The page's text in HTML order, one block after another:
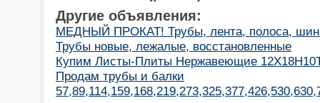
Другие объявления:
МЕДНЫЙ ПРОКАТ! Трубы, лента, полоса,
Трубы новые, лежалые, восстановленные
Купим Листы-Плиты Нержавеющие
Продам трубы и балки